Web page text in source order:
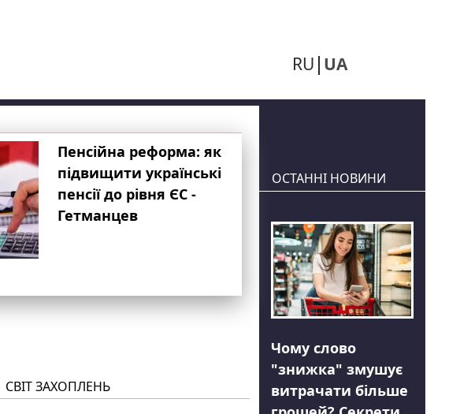
RU UA
Пенсійна реформа: як
підвищити українські
пенсії до рівня ЄС -
Гетманцев
СВІТ ЗАХОПЛЕНЬ
ОСТАННІ НОВИНИ
Чому слово
"знижка" змушує
витрачати більше